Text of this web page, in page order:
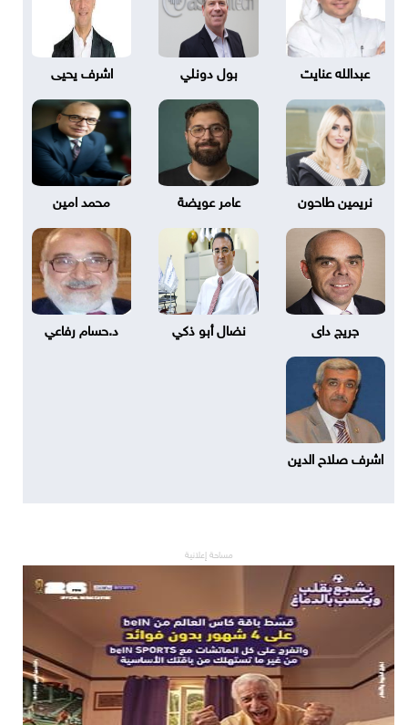
عبدالله عنايت بول دونلي اشرف يحيى
نريمين طاحون عامر عويضة محمد امين
جريج داى نضال أبو ذكي د.حسام رفاعي
اشرف صلاح الدين
مساحة إعلانية